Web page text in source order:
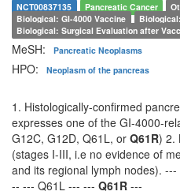
NCT00837135 Pancreatic Cancer
Biological: GI-4000 Vaccine
Biological: Surgical Evaluation after
MeSH: Pancreatic Neoplasms
HPO: Neoplasm of the pancreas
1. Histologically-confirmed
expresses one of the GI-4000-
G12C, G12D, Q61L, or Q61R) 2.
(stages I-III, i.e no evidence of
and its regional lymph nodes).
-- --- Q61L --- --- Q61R ---